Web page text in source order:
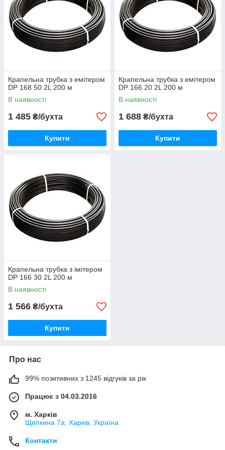
виробів вимагає точного рівномірного споживання води, і це
дає змогу чітко контролювати якість догляду за клієнтом.
Еміттери на різних видах продукції розподіляються з різною
частотою, тому ви можете вибрати оптимальний варіант для
певних культур, саду, виноградника. Поливове обладнання в
затоках доступне за найвищими цінами оптом і трояндою.
Крапельна трубка з емітером
DP 168 50 2L 200 м
В наявності
1 485 ₴/бухта
Купити
Крапельна трубка з емітером
DP 166 20 2L 200 м
В наявності
1 688 ₴/бухта
Купити
Крапельна трубка з імітером
DP 166 30 2L 200 м
В наявності
1 566 ₴/бухта
Купити
Про нас
99% позитивних з 1245 відгуків за рік
Працює з 04.03.2016
м. Харків
Щепкина 7а, Харків, Україна
Контакти